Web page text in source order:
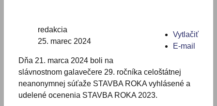
Vytlačiť
E-mail
redakcia
25. marec 2024
Dňa 21. marca 2024 boli na
slávnostnom galavečere 29. ročníka celoštátnej
neanonymnej súťaže STAVBA ROKA vyhlásené a
udelené ocenenia STAVBA ROKA 2023.